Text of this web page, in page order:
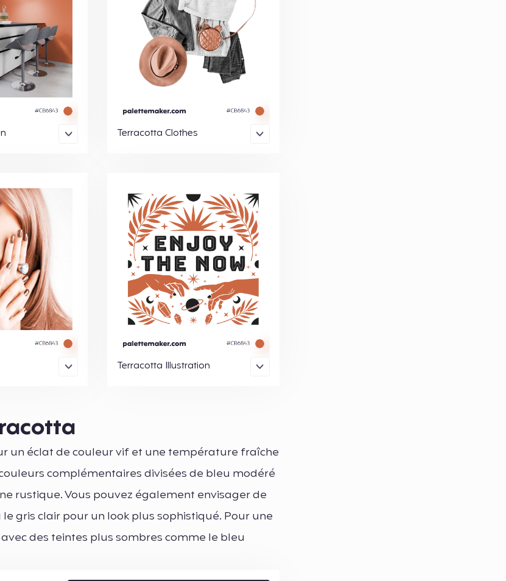
Terracotta Clothes
Terracotta Illustration
un éclat de couleur vif et une température fraîche
complémentaires divisées de bleu modéré
rustique. Vous pouvez également envisager de
gris clair pour un look plus sophistiqué. Pour une
des teintes plus sombres comme le bleu